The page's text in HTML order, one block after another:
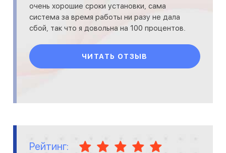
очень хорошие сроки установки, сама
система за время работы ни разу не дала
сбой, так что я довольна на 100 процентов.
ЧИТАТЬ ОТЗЫВ
Рейтинг: